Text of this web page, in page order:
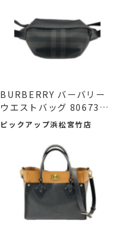
BURBERRY バーバリー
ウエストバッグ 8067398
ボデ...
ピックアップ浜松宮竹店